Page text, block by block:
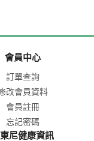
會員中心
訂單查詢
改會員資料
會員註冊
忘記密碼
尼健康資訊